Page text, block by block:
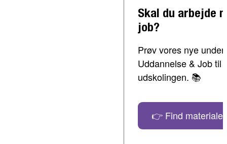
Skal du arbejde
job?
Prøv vores nye
Uddannelse & Job til
udskolingen. 📚
👉 Find